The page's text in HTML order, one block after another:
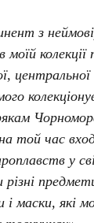
з
колекції
той час
у
маски, які